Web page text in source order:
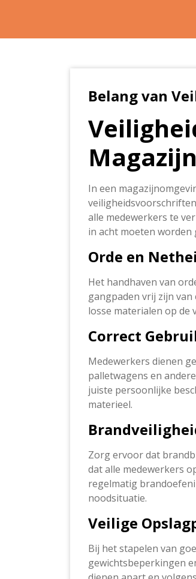
Belang van
Magazijn
In een
alle medewerkers te
in acht moeten worden
Orde en
Het handhaven van
gangpaden vrij zijn
losse materialen op de
Correct
Medewerkers dienen
palletwagens en
juiste persoonlijke
materieel.
Zorg ervoor dat
dat alle medewerkers
regelmatig
noodsituatie.
Veilige
Bij het stapelen van
gewichtsbeperkingen